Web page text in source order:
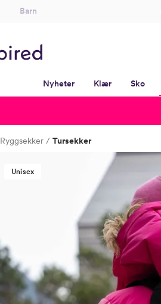
Barn
Nyheter Klær Sko
Ryggsekker Tursekker
Unisex